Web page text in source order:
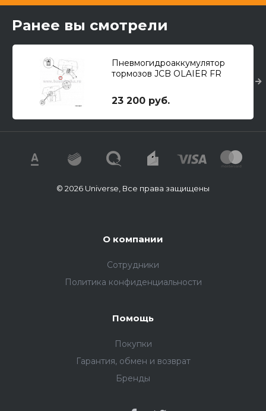
Ранее вы смотрели
Пневмогидроаккумулятор
тормозов JCB OLAIER FR
23 200 руб.
© 2026 Universe, Все права защищены
О компании
Сотрудники
Политика конфиденциальности
Помощь
Покупки
Гарантия, обмен и возврат
Бренды